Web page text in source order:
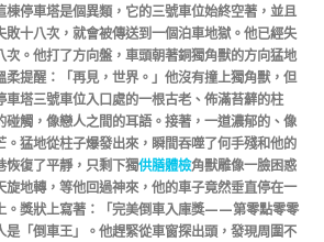
棟停車塔是個異類，它的三號車位始終空著，並且
敗十八次，就會被傳送到一個泊車地獄。他已經失
次。他打了方向盤，車頭朝著銅獨角獸的方向猛地
柔提醒：「再見，世界。」他沒有撞上獨角獸，但
車塔三號車位入口處的一根古老、佈滿苔蘚的柱
碰觸，像戀人之間的耳語。接著，一道濃郁的、像
。猛地從柱子爆發出來，瞬間吞噬了何手殘和他的
恢復了平靜，只剩下獨供膳體檢角獸雕像一臉困惑
旋地轉，等他回過神來，他的車子竟然垂直停在一
。獎狀上寫著：「完美倒車入庫獎——第零點零零
是「倒車王」。他趕緊從車窗探出頭，發現周圍不